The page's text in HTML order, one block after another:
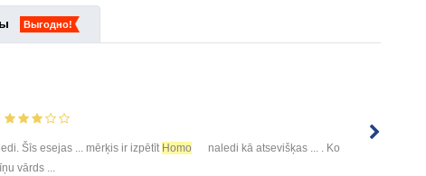
Выгодно!
Šīs esejas ... mērķis ir izpētīt Homo
naledi kā atsevišķas ... . Ko
vārds ...